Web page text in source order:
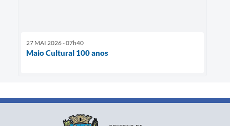
27 MAI 2026 - 07h40
Maio Cultural 100 anos